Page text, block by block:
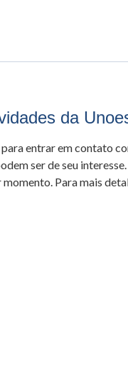
da
para entrar em contato
ser de seu
Para mais